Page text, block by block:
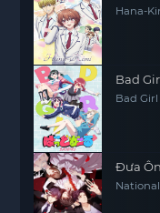
Hana-
Bad
Bad Girl
Đưa